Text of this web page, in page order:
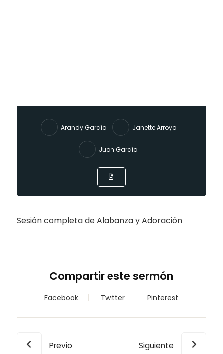
Arandy García Janette Arroyo
Juan García
Sesión completa de Alabanza y Adoración
Compartir este sermón
Facebook Twitter Pinterest
Previo Siguiente